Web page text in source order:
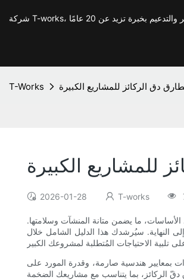
T-Works دق الركائز للمشاريع الكبيرة
للمشاريع الكبيرة
2026-01-28 T-works
ما يضمن متانة المنشآت وسلامتها.
النهاية. سيُرشدك هذا الدليل الشامل خلال
بمعايير هندسية صارمة، وقدرة المورد على